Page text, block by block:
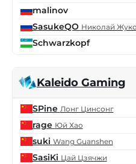
malinov
SasukeQO Николай
Schwarzkopf
Kaleido Gaming
SPine Лонг Цинсонг
rage Юй Хао
suki Wang Guanshen
SasiKi Цай Цзячжи